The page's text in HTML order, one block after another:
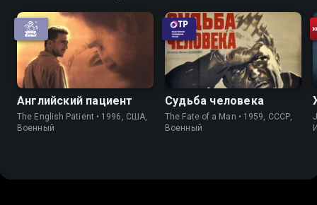
Английский пациент
The English Patient • 1996, США,
Военный
Судьба человека
The Fate of a Man • 1959, СССР,
Военный